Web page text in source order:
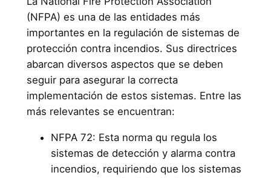
(NFPA) es una de las entidades más
importantes en la regulación de sistemas de
protección contra incendios. Sus directrices
abarcan diversos aspectos que se deben
seguir para asegurar la correcta
implementación de estos sistemas. Entre las
más relevantes se encuentran:
NFPA 72: Esta norma qu regula los
sistemas de detección y alarma contra
incendios, requiriendo que los sistemas